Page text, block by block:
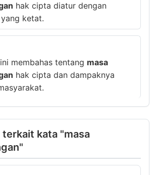
hak cipta diatur dengan
ketat.
membahas tentang masa
hak cipta dan dampaknya
kata "masa